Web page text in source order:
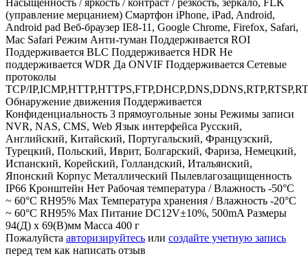
(управление мерцанием) Смартфон iPhone, iPad, Android,
Android pad Веб-браузер IE8-11, Google Chrome, Firefox, Safari,
Mac Safari Режим Анти-туман Поддерживается ROI
Поддерживается BLC Поддерживается HDR Не
поддерживается WDR Да ONVIF Поддерживается Сетевые
протоколы
TCP/
Обнаружение движения Поддерживается
Конфиденциальность 3 прямоугольные зоны Режимы записи
NVR, NAS, CMS, Web Язык интерфейса Русский,
Английский, Китайский, Португальский, Французский,
Турецкий, Польский, Иврит, Болгарский, Фариза, Немецкий,
Испанский, Корейский, Голландский, Итальянский,
Японский Корпус Металлический Пылевлагозащищенность
IP66 Кронштейн Нет Рабочая температура / Влажность -50°C
~ 60°C RH95% Max Температура хранения / Влажность -20°C
~ 60°C RH95% Max Питание DC12V±10%, 500mA Размеры
94(Д) x 69(В)мм Масса 400 г
Пожалуйста авторизируйтесь или создайте учетную запись
перед тем как написать отзыв